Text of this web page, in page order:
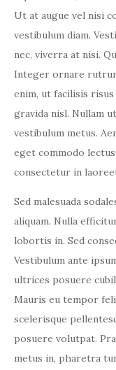
Ut at augue vel nisi
vestibulum diam.
nec, viverra at nisi.
Integer ornare
enim, ut facilisis
gravida nisl. Nullam
vestibulum metus.
eget commodo
consectetur in
Sed malesuada
aliquam. Nulla
lobortis in. Sed
Vestibulum ante
ultrices posuere
Mauris eu tempor
scelerisque
posuere volutpat.
metus in, pharetra